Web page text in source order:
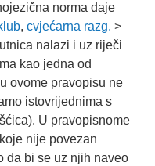
norma daje
, cvjećarna razg. >
nalazi i uz riječi
kao jedna od
ovome pravopisu ne
istovrijednima s
U pravopisnome
nije povezan
da bi se uz njih naveo